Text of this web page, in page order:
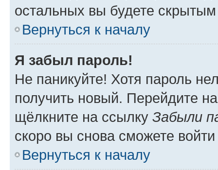
остальных вы будете
Вернуться к началу
Я забыл пароль!
Не паникуйте! Хотя пароль
получить новый. Перейдите
щёлкните на ссылку Забыли
скоро вы снова сможете
Вернуться к началу